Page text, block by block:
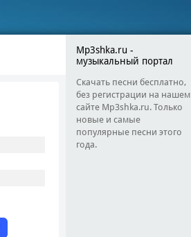
Mp3shka.ru -
музыкальный портал
Скачать песни бесплатно,
без регистрации на нашем
сайте Mp3shka.ru. Только
новые и самые
популярные песни этого
года.